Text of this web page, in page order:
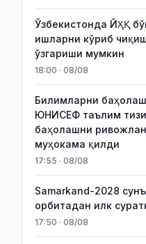
Ўзбекистонда ЙҲҚ
ишларни кўриб
ўзгариши мумкин
18:00 · 08/08
Билимларни баҳолаш
ЮНИСЕФ таълим
баҳолашни
муҳокама қилди
17:55 · 08/08
Samarkand-2028
орбитадан илк
17:50 · 08/08